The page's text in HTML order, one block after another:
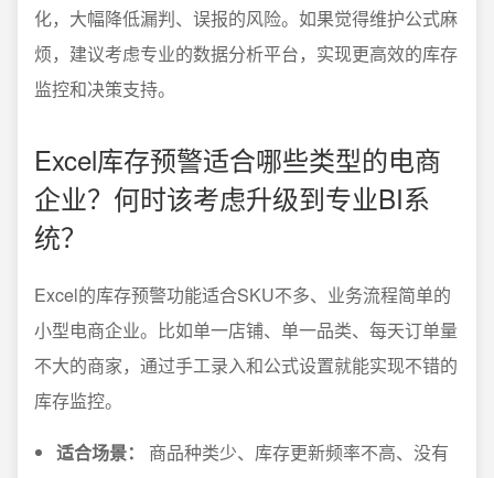
化，大幅降低漏判、误报的风险。如果觉得维护公式麻
烦，建议考虑专业的数据分析平台，实现更高效的库存
监控和决策支持。
Excel库存预警适合哪些类型的电商
企业？何时该考虑升级到专业BI系
统？
Excel的库存预警功能适合SKU不多、业务流程简单的
小型电商企业。比如单一店铺、单一品类、每天订单量
不大的商家，通过手工录入和公式设置就能实现不错的
库存监控。
适合场景：
商品种类少、库存更新频率不高、没有